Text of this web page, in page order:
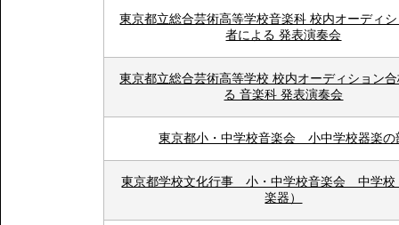
東京都立総合芸術高等学校音楽科 校内オーディ
者による 発表演奏会
東京都立総合芸術高等学校 校内オーディション
る 音楽科 発表演奏会
東京都小・中学校音楽会 小中学校器楽の
東京都学校文化行事 小・中学校音楽会 中学校
楽器）